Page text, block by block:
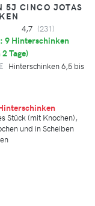
5J CINCO JOTAS
4,7 (231)
9 Hinterschinken
Tage)
Hinterschinken 6,5 bis
Stück (mit Knochen),
und in Scheiben